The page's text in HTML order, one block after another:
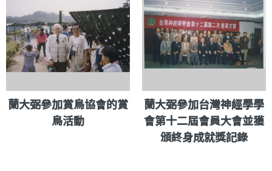
蘭大弼參加賞鳥協會的賞
鳥活動
蘭大弼參加台灣神經學學
會第十二屆會員大會並獲
頒終身成就獎記錄